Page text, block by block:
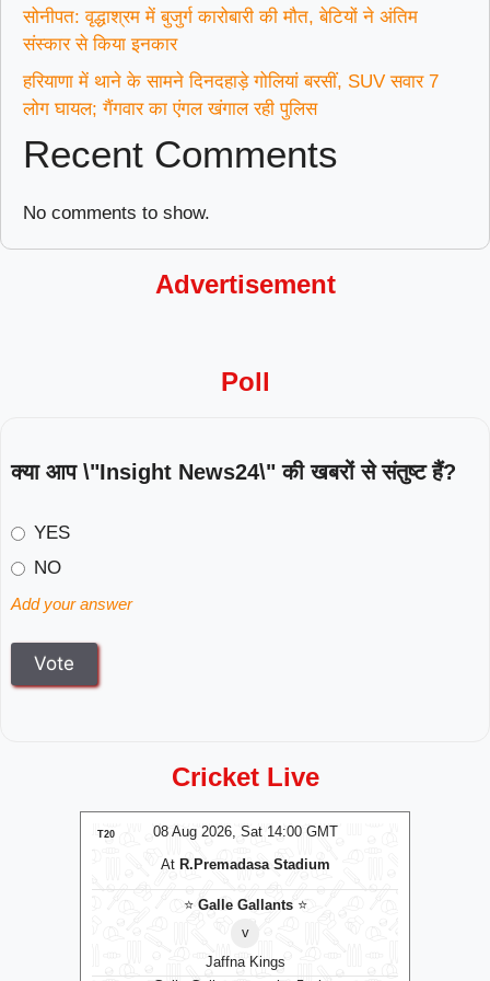
सोनीपत: वृद्धाश्रम में बुजुर्ग कारोबारी की मौत, बेटियों ने अंतिम
संस्कार से किया इनकार
हरियाणा में थाने के सामने दिनदहाड़े गोलियां बरसीं, SUV सवार 7
लोग घायल; गैंगवार का एंगल खंगाल रही पुलिस
Recent Comments
No comments to show.
Advertisement
Poll
क्या आप \"Insight News24\" की खबरों से संतुष्ट हैं?
YES
NO
Add your answer
Cricket Live
08 Aug 2026, Sat 14:00 GMT
T20
At R.Premadasa Stadium
⭐Galle Gallants ⭐
v
Jaffna Kings